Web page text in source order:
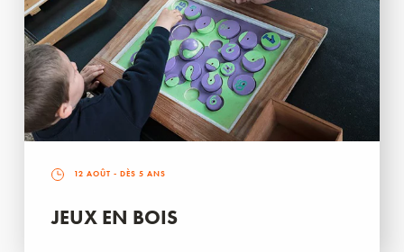
12 AOÛT - DÈS 5 ANS
JEUX EN BOIS